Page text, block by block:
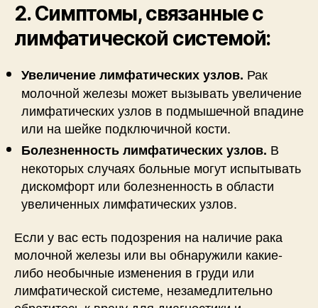
2. Симптомы, связанные с
лимфатической системой:
Увеличение лимфатических узлов. Рак
молочной железы может вызывать увеличение
лимфатических узлов в подмышечной впадине
или на шейке подключичной кости.
Болезненность лимфатических узлов. В
некоторых случаях больные могут испытывать
дискомфорт или болезненность в области
увеличенных лимфатических узлов.
Если у вас есть подозрения на наличие рака
молочной железы или вы обнаружили какие-
либо необычные изменения в груди или
лимфатической системе, незамедлительно